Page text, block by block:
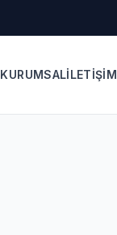
KURUMSALİLETIŞIM